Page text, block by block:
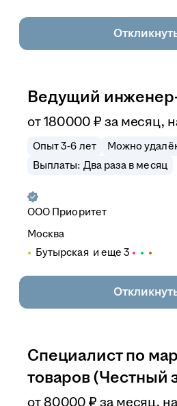
Ведущий
от180 000 ₽ за месяц,
Опыт 3-6 лет
Можно
Выплаты: Два раза в месяц
ООО Приоритет
Москва
Бутырская и еще 3
Специалист по
товаров (Честный
от80 000 ₽ за месяц,